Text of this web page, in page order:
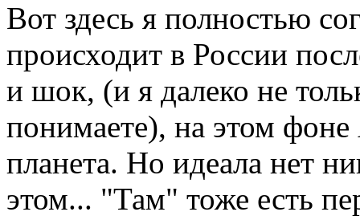
Вот здесь я полностью
происходит в России
и шок, (и я далеко не
понимаете), на этом
планета. Но идеала нет
этом... "Там" тоже есть